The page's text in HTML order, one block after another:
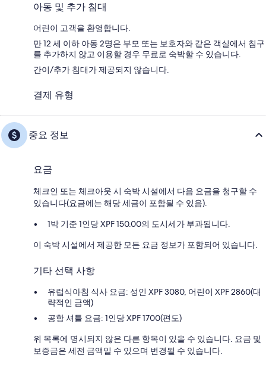
아동 및 추가 침대
어린이 고객을 환영합니다.
만 12 세 이하 아동 2명은 부모 또는 보호자와 같은 객실에서 침구
를 추가하지 않고 이용할 경우 무료로 숙박할 수 있습니다.
간이/추가 침대가 제공되지 않습니다.
결제 유형
중요 정보
요금
체크인 또는 체크아웃 시 숙박 시설에서 다음 요금을 청구할 수
있습니다(요금에는 해당 세금이 포함될 수 있음).
1박 기준 1인당 XPF 150.00의 도시세가 부과됩니다.
이 숙박 시설에서 제공한 모든 요금 정보가 포함되어 있습니다.
기타 선택 사항
유럽식아침 식사 요금: 성인 XPF 3080, 어린이 XPF 2860(대
략적인 금액)
공항 셔틀 요금: 1인당 XPF 1700(편도)
위 목록에 명시되지 않은 다른 항목이 있을 수 있습니다. 요금 및
보증금은 세전 금액일 수 있으며 변경될 수 있습니다.